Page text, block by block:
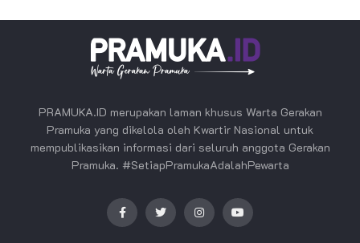
PRAMUKA.ID merupakan laman khusus Warta Gerakan
Pramuka yang dikelola oleh Kwartir Nasional untuk
mempublikasikan informasi dari seluruh anggota Gerakan
Pramuka. #SetiapPramukaAdalahPewarta